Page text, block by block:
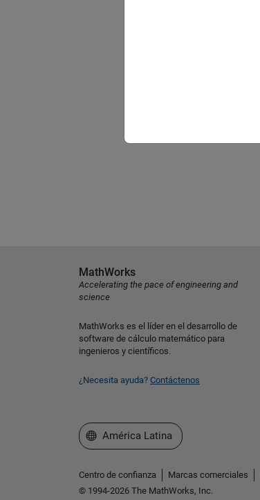
MathWorks
Accelerating the pace of engineering and
science
MathWorks es el líder en el desarrollo de
software de cálculo matemático para
ingenieros y científicos.
¿Necesita ayuda? Contáctenos
Seleccione un país/idioma
América Latina
Centro de confianza Marcas comerciales
© 1994-2026 The MathWorks, Inc.